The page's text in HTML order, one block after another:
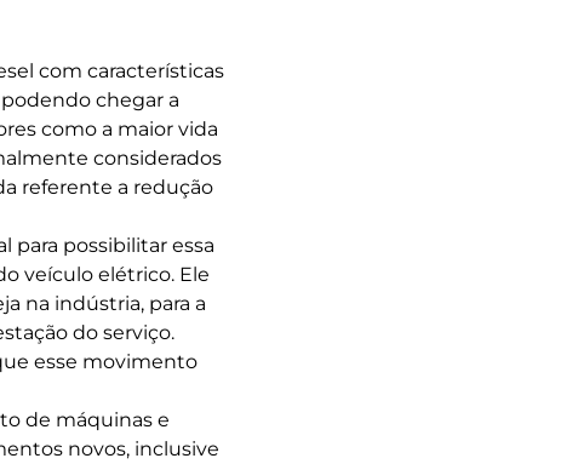
com características
chegar a
como a maior vida
considerados
referente a redução
para possibilitar essa
veículo elétrico. Ele
na indústria, para a
do serviço.
esse movimento
de máquinas e
novos, inclusive